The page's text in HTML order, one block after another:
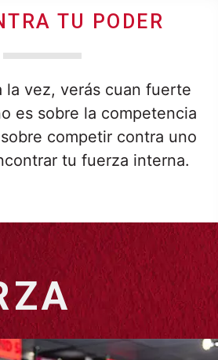
TU PODER
la vez, verás cuan fuerte
es sobre la competencia
competir contra uno
tu fuerza interna.